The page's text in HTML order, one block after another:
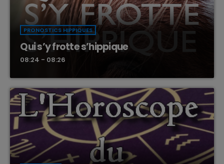
PRONOSTICS HIPPIQUES
Qui s’y frotte s’hippique
08:24 - 08:26